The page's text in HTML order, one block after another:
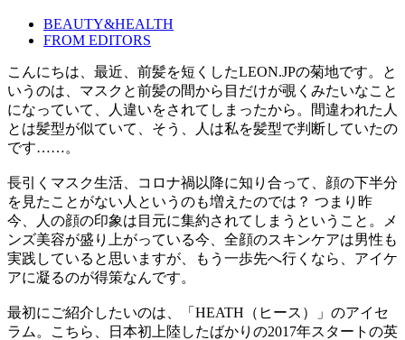
BEAUTY&HEALTH
FROM EDITORS
こんにちは、最近、前髪を短くしたLEON.JPの菊地です。と
いうのは、マスクと前髪の間から目だけが覗くみたいなこと
になっていて、人違いをされてしまったから。間違われた人
とは髪型が似ていて、そう、人は私を髪型で判断していたの
です……。
長引くマスク生活、コロナ禍以降に知り合って、顔の下半分
を見たことがない人というのも増えたのでは？ つまり昨
今、人の顔の印象は目元に集約されてしまうということ。メ
ンズ美容が盛り上がっている今、全顔のスキンケアは男性も
実践していると思いますが、もう一歩先へ行くなら、アイケ
アに凝るのが得策なんです。
最初にご紹介したいのは、「HEATH（ヒース）」のアイセ
ラム。こちら、日本初上陸したばかりの2017年スタートの英